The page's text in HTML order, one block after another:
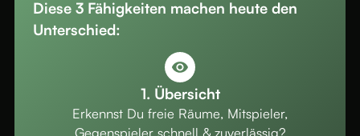
Diese 3 Fähigkeiten machen heute den
Unterschied:
1. Übersicht
Erkennst Du freie Räume, Mitspieler,